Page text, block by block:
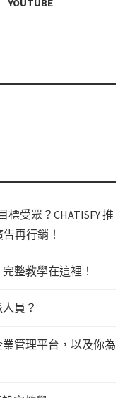
YOUTUBE
受眾？CHATISFY 推
再行銷！
整教學在這裡！
員？
管理平台，以及你為